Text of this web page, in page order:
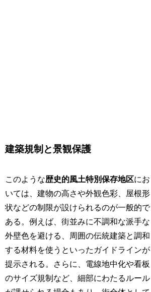
建築規制と景観保護
このような歴史的風土特別保存地区にお
いては、建物の高さや外観色彩、屋根形
状などの制限が設けられるのが一般的で
ある。例えば、街並みに不調和な派手な
外壁色を避ける、周囲の伝統建築と調和
する材料を使うといったガイドラインが
提示される。さらに、電線地中化や看板
のサイズ規制など、細部にわたるルール